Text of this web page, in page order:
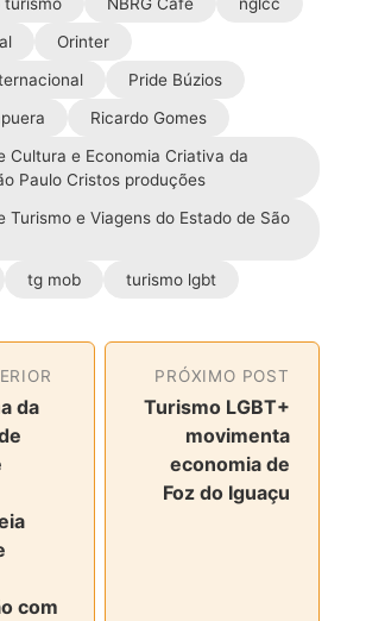
g
r
a
i
Orinter
Pride Búzios
Ricardo Gomes
Cultura e Economia Criativa da
Paulo Cristos produções
Turismo e Viagens do Estado de São
tg mob turismo lgbt
da
com
PRÓXIMO POST
Turismo LGBT+
movimenta
economia de
Foz do Iguaçu